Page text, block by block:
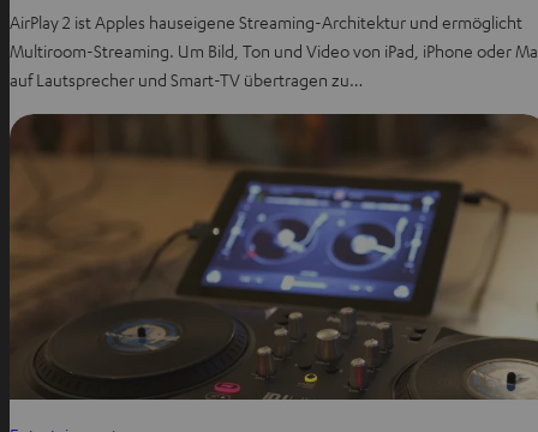
AirPlay 2 ist Apples hauseigene Streaming-Architektur und ermöglicht
Multiroom-Streaming. Um Bild, Ton und Video von iPad, iPhone oder
auf Lautsprecher und Smart-TV übertragen zu…